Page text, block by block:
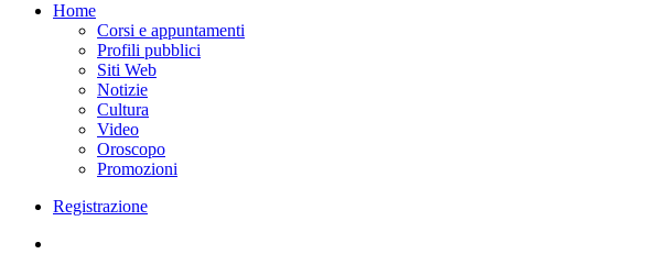
Home
Corsi e appuntamenti
Profili pubblici
Siti Web
Notizie
Cultura
Video
Oroscopo
Promozioni
Registrazione